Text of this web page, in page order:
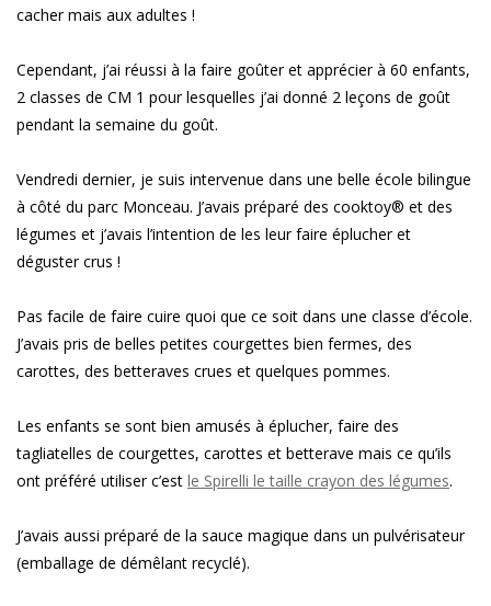
cacher mais aux adultes !
Cependant, j’ai réussi à la faire goûter et apprécier à 60 enfants,
2 classes de CM 1 pour lesquelles j’ai donné 2 leçons de goût
pendant la semaine du goût.
Vendredi dernier, je suis intervenue dans une belle école bilingue
à côté du parc Monceau. J’avais préparé des cooktoy® et des
légumes et j’avais l’intention de les leur faire éplucher et
déguster crus !
Pas facile de faire cuire quoi que ce soit dans une classe d’école.
J’avais pris de belles petites courgettes bien fermes, des
carottes, des betteraves crues et quelques pommes.
Les enfants se sont bien amusés à éplucher, faire des
tagliatelles de courgettes, carottes et betterave mais ce qu’ils
ont préféré utiliser c’est le Spirelli le taille crayon des légumes.
J’avais aussi préparé de la sauce magique dans un pulvérisateur
(emballage de démêlant recyclé).